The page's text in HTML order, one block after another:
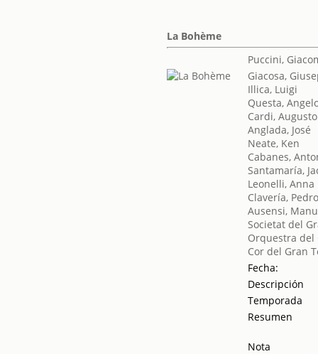
La Bohème
Puccini,
Giacosa,
Illica, Luigi
Questa,
Cardi, Augusto
Anglada, José
Neate, Ken
Cabanes,
Santamaría,
Leonelli, Anna
Clavería,
Ausensi,
Societat del
Orquestra del
Cor del Gran
Fecha:
Descripción
Temporada
Resumen
Nota